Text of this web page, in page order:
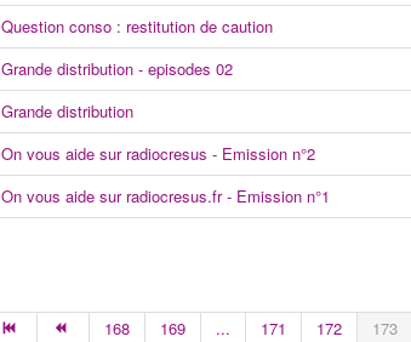
Question conso : restitution de caution
Grande distribution - episodes 02
Grande distribution
On vous aide sur radiocresus - Emission n°2
On vous aide sur radiocresus.fr - Emission n°1
168
169 ... 171 172 173